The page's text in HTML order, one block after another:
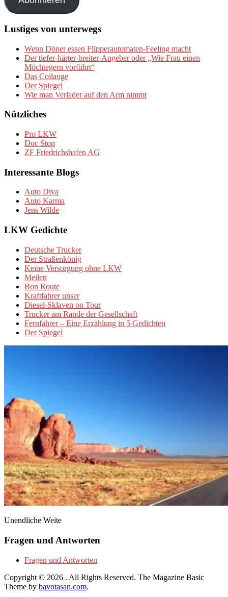
Lustiges von unterwegs
Wenn Döner essen Flipperautomaten-Feeling macht
Der tiefer-härter-breiter-Angeber oder „Wie Frau einen
Möchtegern vorführt“
Das Coilauge
Der Spiegel
Wie man Verlader auf den Arm nimmt
Nützliches
Pro LKW
Doc Stop
ZF Friedrichshafen AG
Interessante Blogs
Auto Diva
Auto Karma
Jens Wilde
LKW Gedichte
Deutsche Trucker
Der Straßenkönig
Keine Versorgung ohne LKW
Meilen
Bon Route
Kraftfahrer unser
Diesel-Sklaven on Tour
Trucker am Rande der Gesellschaft
Fernfahrer – Eine Erzählung in 5 Gedichten
Der Spiegel
Unendliche Weite
Fragen und Antworten
Fragen und Antworten
Copyright © 2026 . All Rights Reserved. The Magazine Basic
Theme by bavotasan.com.